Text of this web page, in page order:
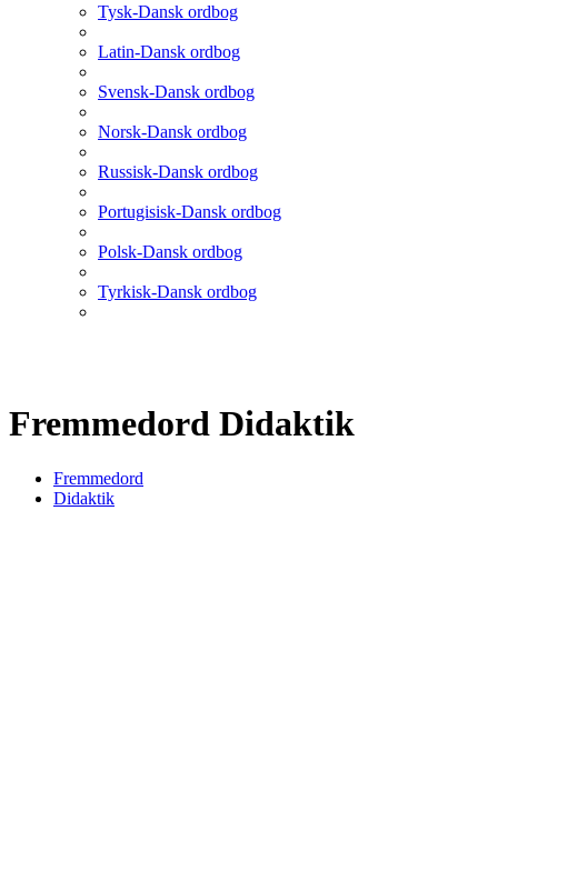
Tysk-Dansk ordbog
Latin-Dansk ordbog
Svensk-Dansk ordbog
Norsk-Dansk ordbog
Russisk-Dansk ordbog
Portugisisk-Dansk ordbog
Polsk-Dansk ordbog
Tyrkisk-Dansk ordbog
Fremmedord Didaktik
Fremmedord
Didaktik